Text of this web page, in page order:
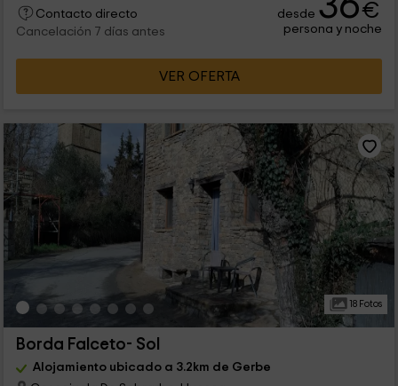
Contacto directo
Cancelación 7 días antes
desde €
persona y noche
VER OFERTA
18 Fotos
Borda Falceto- Sol
Alojamiento ubicado a 3.2km de Gerbe